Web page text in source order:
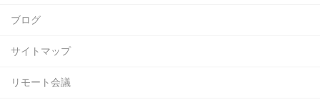
ブログ
サイトマップ
リモート会議